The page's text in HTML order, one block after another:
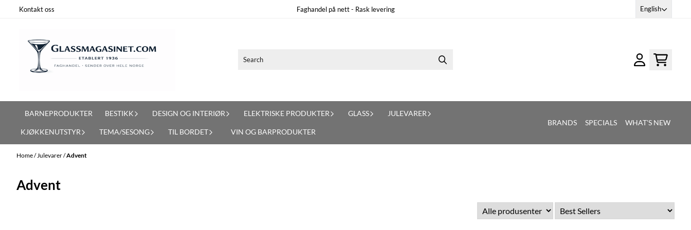
Skip to content
Kontakt oss Faghandel på nett - Rask levering English
BARNEPRODUKTER BESTIKK DESIGN OG INTERIØR ELEKTRISKE PRODUKTER GLASS JULEVARER
KJØKKENUTSTYR TEMA/SESONG TIL BORDET VIN OG BARPRODUKTER
BRANDS SPECIALS WHAT'S NEW
Home/ Julevarer/Advent
Advent